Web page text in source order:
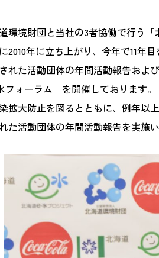
環境財団と当社の3者協働で行う
年に立ち上がり、今年で11年目
れた活動団体の年間活動報告およ
ォーラム」を開催しております。
拡大防止を図るとともに、例年以
た活動団体の年間活動報告を実施い